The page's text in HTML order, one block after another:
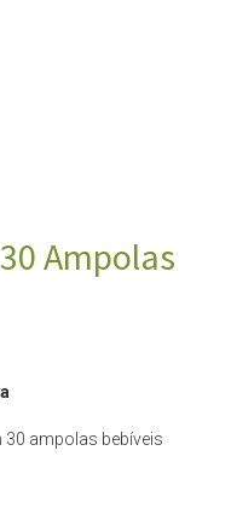
Ampolas
ampolas bebíveis